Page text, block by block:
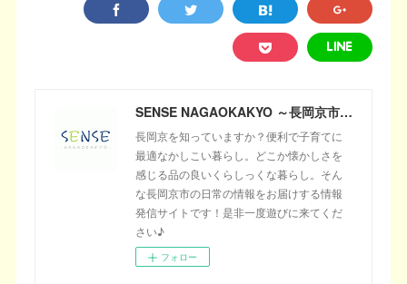
SENSE NAGAOKAKYO ～長岡京市のサブサイト～
長岡京を知っていますか？便利で子育てに
最適なかしこい暮らし。どこか懐かしさを
感じる品の良いくらしっくな暮らし。そん
な長岡京市の日常の情報をお届けする情報
発信サイトです！是非一度遊びに来てくだ
さい♪
フォロー